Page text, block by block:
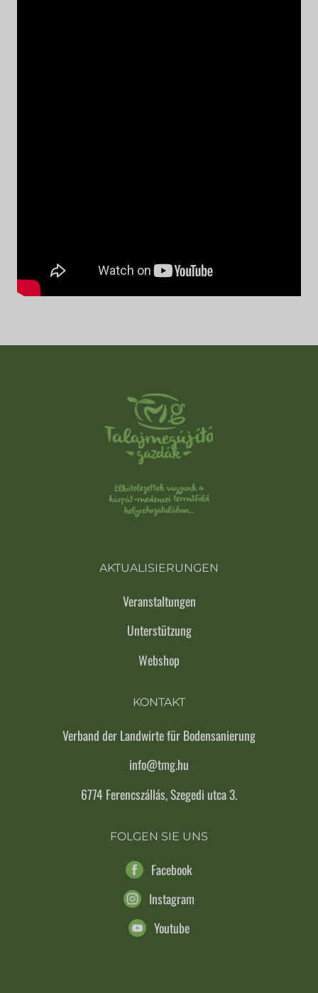
AKTUALISIERUNGEN
Veranstaltungen
Unterstützung
Webshop
KONTAKT
Verband der Landwirte für Bodensanierung
info@tmg.hu
6774 Ferencszállás, Szegedi utca 3.
FOLGEN SIE UNS
Facebook
Instagram
Youtube